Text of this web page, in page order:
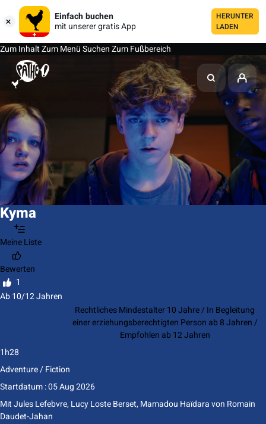
Einfach buchen
mit unserer gratis App
HERUNTER
LADEN
Zum InhaltZum MenüSuchenZum Fußbereich
Kyma
Meine Liste
Bewerten
1
Ab 10/12 Jahren
Rechtliches Mindestalter 10 Jahre / In Begleitung
einer erziehungsberechtigten Person ab 8 Jahren /
Empfohlen ab 12 Jahren
1h28
Adventure / Fiction
Startdatum : 05 Aug 2026
MitJules Lefebvre,Lucy Loste Berset,Mamadou Haïdaravon Romain
Daudet-Jahan